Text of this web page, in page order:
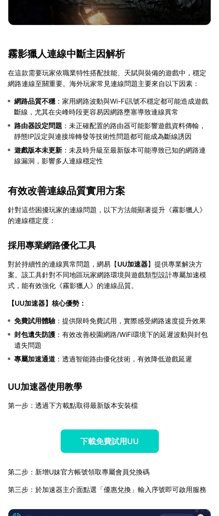
霧影獵人連線中斷主因解析
在這款需要玩家依職業特性搭配技能、天賦與裝備的遊戲中，穩定
網路連線至關重要。海外玩家常見連線問題主要來自以下因素：
網路品質不穩 ：家用網路波動與Wi-Fi訊號不穩定都可能造成遊戲
斷線，尤其在尖峰時段更容易因網路壅塞導致連線異常
路由器設定問題 ：未正確配置的路由器可能影響遊戲資料傳輸，
靜態IP設定與連接埠轉發等技術性問題都可能成為斷線誘因
遊戲版本未更新 ：未及時升級至最新版本可能導致已知的網路連
線漏洞，影響多人連線穩定性
有效改善連線品質實用方案
針對這些困擾玩家的連線問題，以下方法能顯著提升《霧影獵人》
的連線穩定度：
採用專業網路優化工具
對於持續性的連線異常問題，網易【UU加速器】提供專業解決方
案。該工具針對不同地區玩家網路環境與遊戲類型設計專屬加速模
式，能有效強化《霧影獵人》的連線品質。
【UU加速器】核心優勢：
免費試用體驗 ：提供限時免費試用，實際感受網路速度提升效果
封包遺失防護 ：有效改善校園網路/WiFi環境下的延遲波動與封包
遺失問題
專屬加速通道 ：透過智能路由優化技術，有效降低遊戲延遲
UU加速器使用教學
第一步：透過下方載點取得最新版本安裝檔
下載免費試用UU
第二步：新增U妹官方帳號領取專屬會員兌換碼
第三步：於加速器主介面點選「優惠兌換」輸入序號即可啟用服務